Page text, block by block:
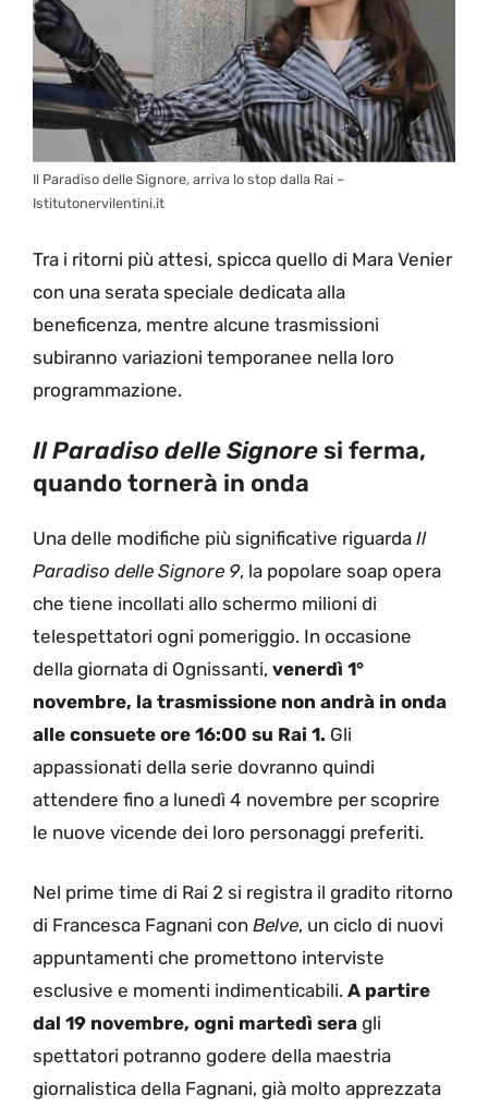
Il Paradiso delle Signore, arriva lo stop dalla Rai –
Istitutonervilentini.it
Tra i ritorni più attesi, spicca quello di Mara Venier
con una serata speciale dedicata alla
beneficenza, mentre alcune trasmissioni
subiranno variazioni temporanee nella loro
programmazione.
Il Paradiso delle Signoresi ferma,
quando tornerà in onda
Una delle modifiche più significative riguarda Il
Paradiso delle Signore 9, la popolare soap opera
che tiene incollati allo schermo milioni di
telespettatori ogni pomeriggio. In occasione
della giornata di Ognissanti, venerdì 1°
novembre, la trasmissione non andrà in onda
alle consuete ore 16:00 su Rai 1. Gli
appassionati della serie dovranno quindi
attendere fino a lunedì 4 novembre per scoprire
le nuove vicende dei loro personaggi preferiti.
Nel prime time di Rai 2 si registra il gradito ritorno
di Francesca Fagnani con Belve, un ciclo di nuovi
appuntamenti che promettono interviste
esclusive e momenti indimenticabili. A partire
dal 19 novembre, ogni martedì sera gli
spettatori potranno godere della maestria
giornalistica della Fagnani, già molto apprezzata